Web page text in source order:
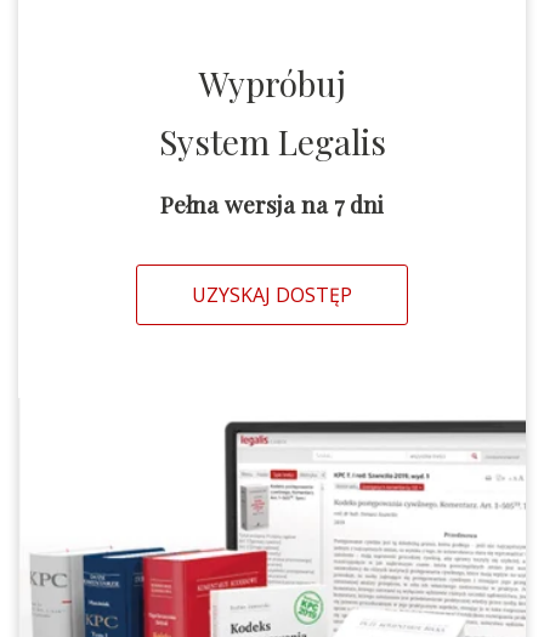
Wypróbuj
System Legalis
Pełna wersja na 7 dni
UZYSKAJ DOSTĘP